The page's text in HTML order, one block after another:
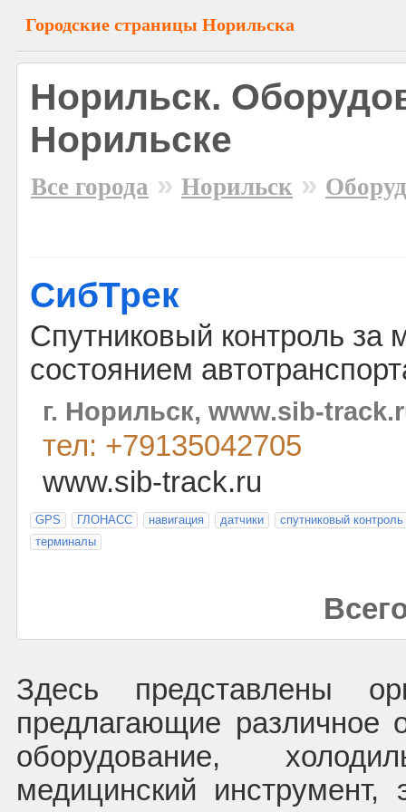
Городские страницы Норильска
Норильск.
Норильске
Все города » Норильск »
СибТрек
Спутниковый контроль за
состоянием
г. Норильск, www.sib-
тел: +79135042705
www.sib-track.ru
GPS ГЛОНАСС навигация датчики
спутниковый контроль
терминалы
Здесь представлены
предлагающие различное
оборудование,
медицинский инструмент,